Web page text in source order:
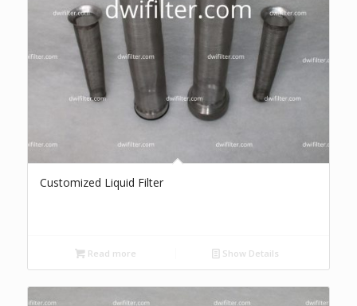
Customized Liquid Filter
Read more Show Details